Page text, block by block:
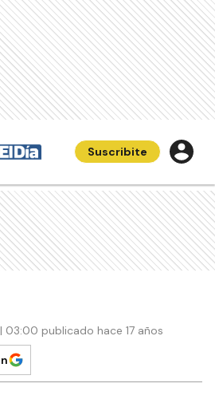
Suscribite
publicado hace 17 años